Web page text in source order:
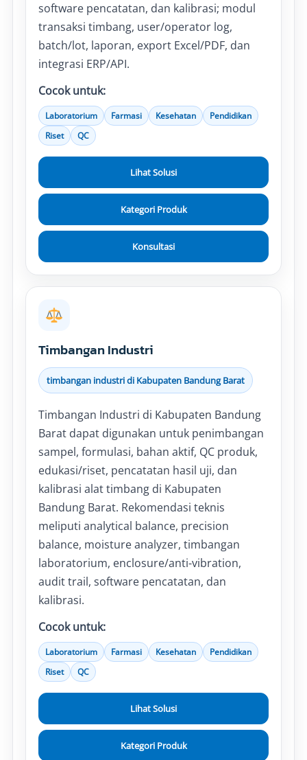
software pencatatan, dan kalibrasi; modul
transaksi timbang, user/operator log,
batch/lot, laporan, export Excel/PDF, dan
integrasi ERP/API.
Cocok untuk:
Laboratorium Farmasi Kesehatan
Pendidikan
Riset
QC
Lihat Solusi
Kategori Produk
Konsultasi
Timbangan Industri
timbangan industri di Kabupaten Bandung Barat
Timbangan Industri di Kabupaten Bandung
Barat dapat digunakan untuk penimbangan
sampel, formulasi, bahan aktif, QC produk,
edukasi/riset, pencatatan hasil uji, dan
kalibrasi alat timbang di Kabupaten
Bandung Barat. Rekomendasi teknis
meliputi analytical balance, precision
balance, moisture analyzer, timbangan
laboratorium, enclosure/anti-vibration,
audit trail, software pencatatan, dan
kalibrasi.
Cocok untuk:
Laboratorium Farmasi Kesehatan
Pendidikan
Riset
QC
Lihat Solusi
Kategori Produk